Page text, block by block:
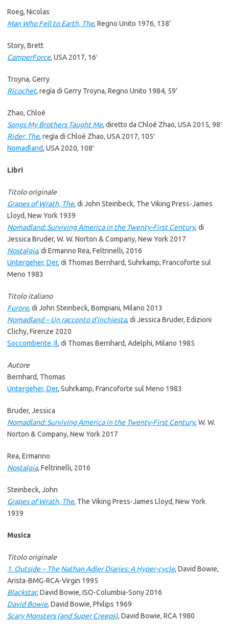
Roeg, Nicolas
Man Who Fell to Earth, The, Regno Unito 1976, 138’
Story, Brett
CamperForce, USA 2017, 16′
Troyna, Gerry
Ricochet, regìa di Gerry Troyna, Regno Unito 1984, 59’
Zhao, Chloé
Songs My Brothers Taught Me, diretto da Chloé Zhao, USA 2015, 98′
Rider, The, regìa di Chloé Zhao, USA 2017, 105′
Nomadland, USA 2020, 108′
Libri
Titolo originale
Grapes of Wrath, The, di John Steinbeck, The Viking Press-James
Lloyd, New York 1939
Nomadland: Surviving America in the Twenty-First Century, di
Jessica Bruder, W. W. Norton & Company, New York 2017
Nostalgia, di Ermanno Rea, Feltrinelli, 2016
Untergeher, Der, di Thomas Bernhard, Suhrkamp, Francoforte sul
Meno 1983
Titolo italiano
Furore, di John Steinbeck, Bompiani, Milano 2013
Nomadland – Un racconto d’inchiesta, di Jessica Bruder, Edizioni
Clichy, Firenze 2020
Soccombente, Il, di Thomas Bernhard, Adelphi, Milano 1985
Autore
Bernhard, Thomas
Untergeher, Der, Suhrkamp, Francoforte sul Meno 1983
Bruder, Jessica
Nomadland: Surviving America in the Twenty-First Century, W. W.
Norton & Company, New York 2017
Rea, Ermanno
Nostalgia, Feltrinelli, 2016
Steinbeck, John
Grapes of Wrath, The, The Viking Press-James Lloyd, New York
1939
Musica
Titolo originale
1. Outside – The Nathan Adler Diaries: A Hyper-cycle, David Bowie,
Arista-BMG-RCA-Virgin 1995
Blackstar, David Bowie, ISO-Columbia-Sony 2016
David Bowie, David Bowie, Philips 1969
Scary Monsters (and Super Creeps), David Bowie, RCA 1980